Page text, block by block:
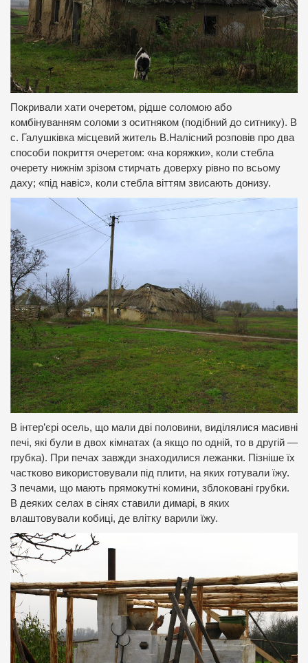
Покривали хати очеретом, рідше соломою або
комбінуванням соломи з оситняком (подібний до ситнику). В
с. Галушківка місцевий житель В.Налісний розповів про два
способи покриття очеретом: «на коряжки», коли стебла
очерету нижнім зрізом стирчать доверху рівно по всьому
даху; «під навіс», коли стебла віттям звисають донизу.
В інтер’єрі осель, що мали дві половини, виділялися масивні
печі, які були в двох кімнатах (а якщо по одній, то в другій —
грубка). При печах завжди знаходилися лежанки. Пізніше їх
частково використовували під плити, на яких готували їжу.
З печами, що мають прямокутні комини, зблоковані грубки.
В деяких селах в сінях ставили димарі, в яких
влаштовували кобиці, де влітку варили їжу.